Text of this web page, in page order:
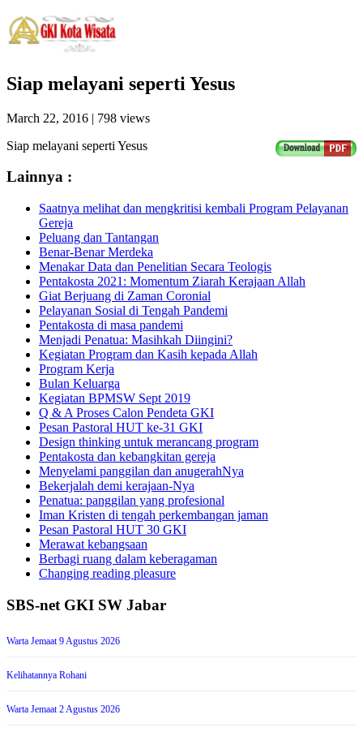
Siap melayani seperti Yesus
March 22, 2016 | 798 views
Siap melayani seperti Yesus
Lainnya :
Saatnya melihat dan mengkritisi kembali Program Pelayanan
Gereja
Peluang dan Tantangan
Benar-Benar Merdeka
Menakar Data dan Penelitian Secara Teologis
Pentakosta 2021: Momentum Ziarah Kerajaan Allah
Giat Berjuang di Zaman Coronial
Pelayanan Sosial di Tengah Pandemi
Pentakosta di masa pandemi
Menjadi Penatua: Masihkah Diingini?
Kegiatan Program dan Kasih kepada Allah
Program Kerja
Bulan Keluarga
Kegiatan BPMSW Sept 2019
Q & A Proses Calon Pendeta GKI
Pesan Pastoral HUT ke-31 GKI
Design thinking untuk merancang program
Pentakosta dan kebangkitan gereja
Menyelami panggilan dan anugerahNya
Bekerjalah demi kerajaan-Nya
Penatua: panggilan yang profesional
Iman Kristen di tengah perkembangan jaman
Pesan Pastoral HUT 30 GKI
Merawat kebangsaan
Berbagi ruang dalam keberagaman
Changing reading pleasure
SBS-net GKI SW Jabar
Warta Jemaat 9 Agustus 2026
Kelihatannya Rohani
Warta Jemaat 2 Agustus 2026